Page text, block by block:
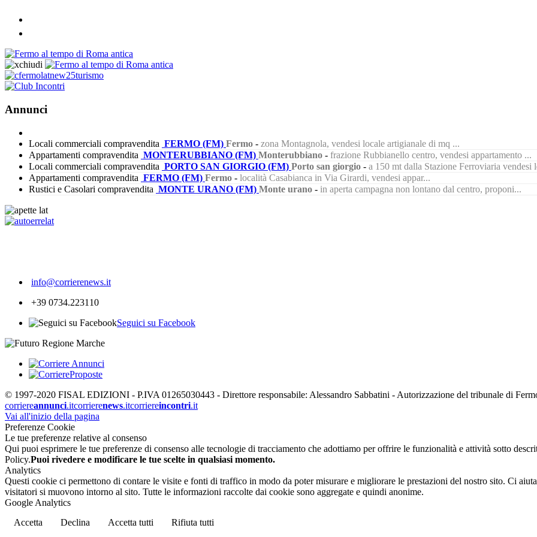
Annunci
Locali commerciali compravendita FERMO (FM) Fermo - zona Montagnola, vendesi locale artigianale di mq ...
Appartamenti compravendita MONTERUBBIANO (FM) Monterubbiano - frazione Rubbianello centro, vendesi appartamento ...
Locali commerciali compravendita PORTO SAN GIORGIO (FM) Porto san giorgio - a 150 mt dalla Stazione Ferroviaria vendesi
Appartamenti compravendita FERMO (FM) Fermo - località Casabianca in Via Girardi, vendesi appar...
Rustici e Casolari compravendita MONTE URANO (FM) Monte urano - in aperta campagna non lontano dal centro, proponi...
info@corrierenews.it
+39 0734.223110
Seguici su Facebook
© 1997-2020 FISAL EDIZIONI - P.IVA 01265030443 - Direttore responsabile: Alessandro Sabbatini - Autorizzazione del tribunale di
corriereannunci.itcorrierenews.itcorriereincontri.it
Vai all'inizio della pagina
Preferenze Cookie
Le tue preferenze relative al consenso
Qui puoi esprimere le tue preferenze di consenso alle tecnologie di tracciamento che adottiamo per offrire le funzionalità e attività sotto
Policy.Puoi rivedere e modificare le tue scelte in qualsiasi momento.
Analytics
Questi cookie ci permettono di contare le visite e fonti di traffico in modo da poter misurare e migliorare le prestazioni del nostro sito. Ci
visitatori si muovono intorno al sito. Tutte le informazioni raccolte dai cookie sono aggregate e quindi anonime.
Google Analytics
Accetta
Declina Accetta tutti Rifiuta tutti